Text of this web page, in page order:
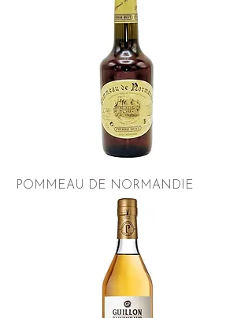
POMMEAU DE NORMANDIE